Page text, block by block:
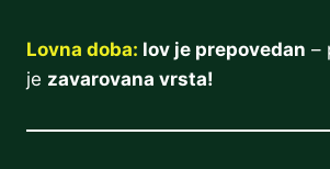
Lovna doba: lov je prepovedan –
je zavarovana vrsta!